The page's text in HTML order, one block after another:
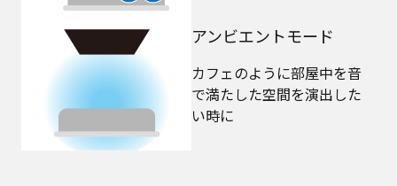
アンビエントモード
カフェのように部屋中を音
で満たした空間を演出した
い時に